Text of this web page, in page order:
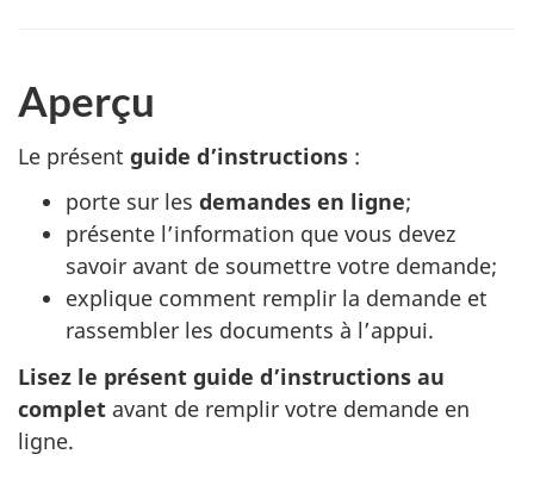
Aperçu
Le présent guide d’instructions :
porte sur les demandes en ligne;
présente l’information que vous devez
savoir avant de soumettre votre demande;
explique comment remplir la demande et
rassembler les documents à l’appui.
Lisez le présent guide d’instructions au
complet avant de remplir votre demande en
ligne.